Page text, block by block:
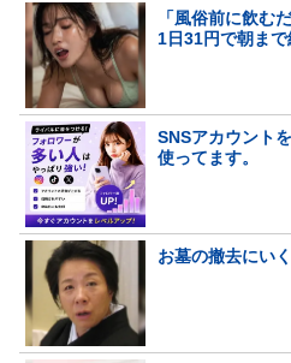
「風俗前に飲む
1日31円で朝ま
SNSアカウント
使ってます。
お墓の撤去にい